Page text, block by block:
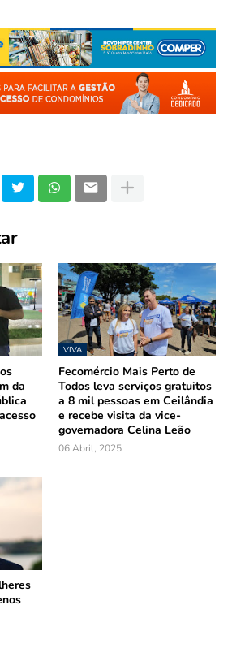
da
VIVA
Fecomércio Mais Perto de
Todos leva serviços gratuitos
a 8 mil pessoas em Ceilândia
e recebe visita da vice-
governadora Celina Leão
06 Abril, 2025